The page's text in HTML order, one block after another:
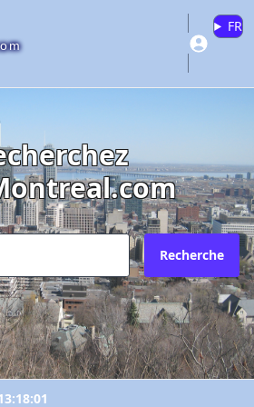
FR
Recherche